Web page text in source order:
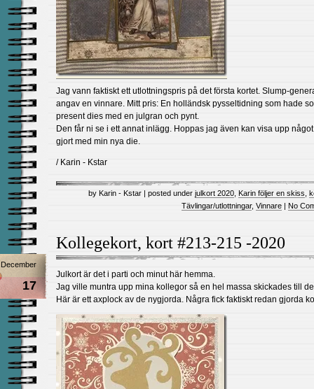
Jag vann faktiskt ett utlottningspris på det första kortet. Slump-
angav en vinnare. Mitt pris: En holländsk pysseltidning som hade
present dies med en julgran och pynt.
Den får ni se i ett annat inlägg. Hoppas jag även kan visa upp
gjort med min nya die.
/ Karin - Kstar
by Karin - Kstar | posted under julkort 2020 Karin följer en skiss
Tävlingar/utlottningar, Vinnare | No
Kollegekort, kort #213-215 -2020
December
17
Julkort är det i parti och minut här hemma.
Jag ville muntra upp mina kollegor så en hel massa skickades till
Här är ett axplock av de nygjorda. Några fick faktiskt redan gjorda